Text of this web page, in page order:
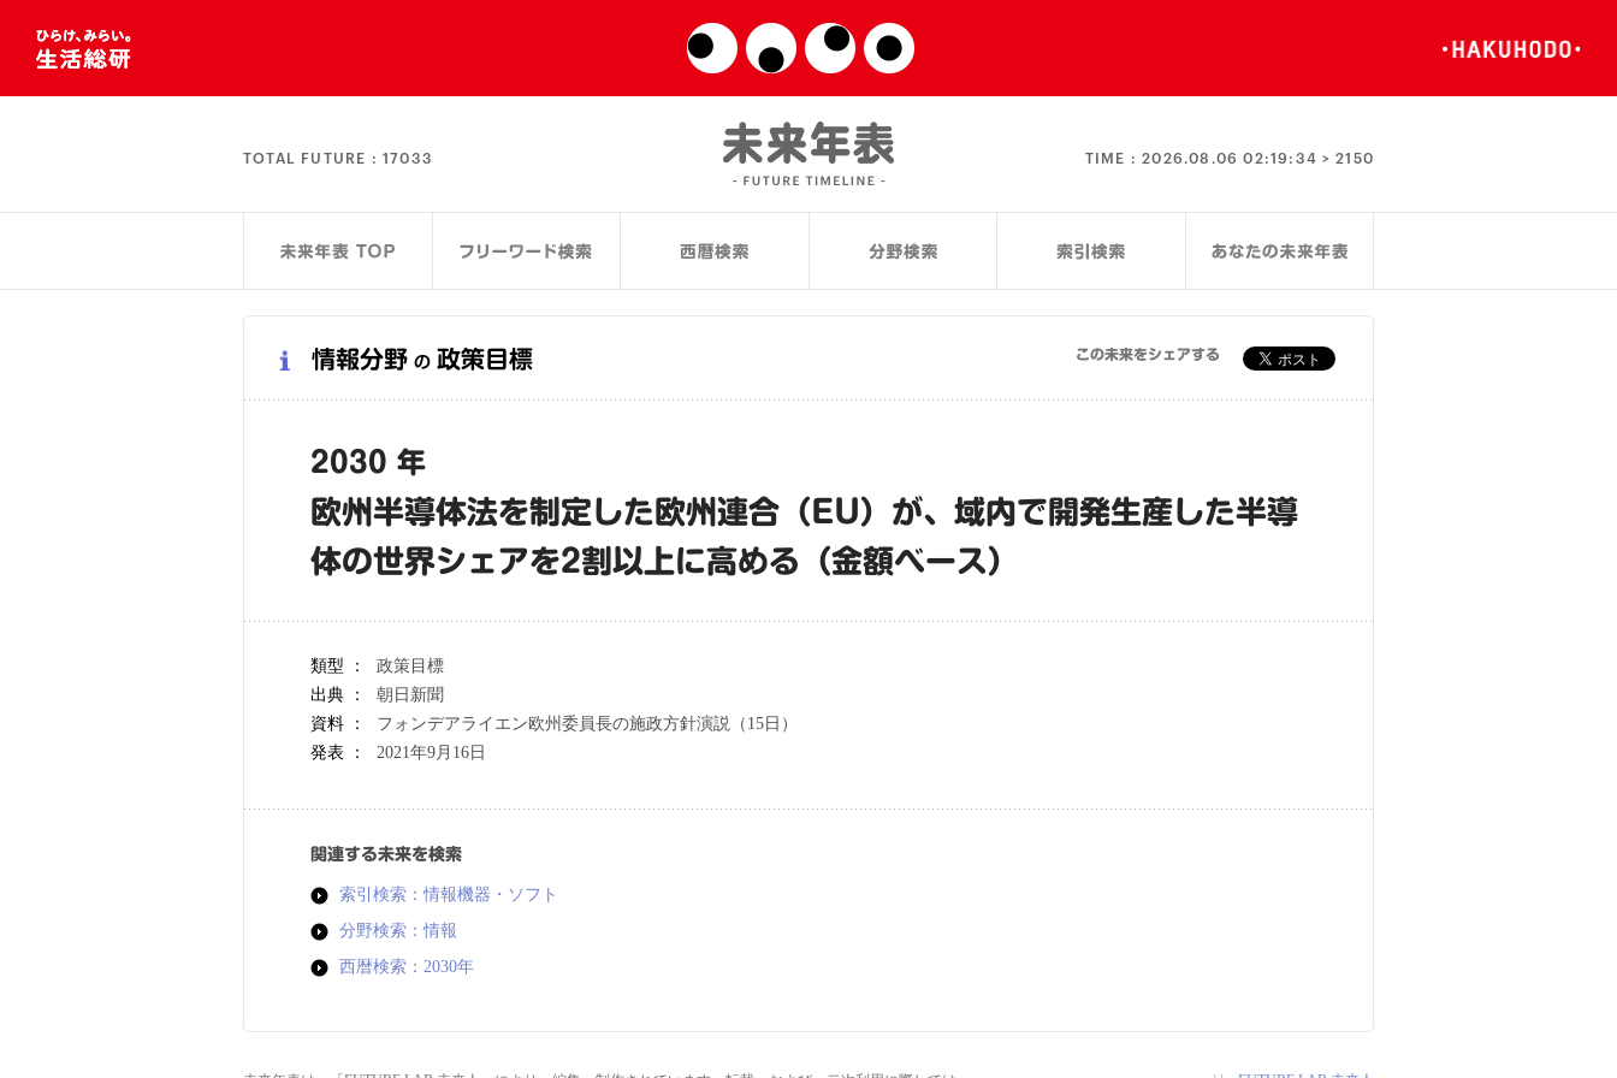
TOTAL FUTURE : 17033 TIME :2026.08.06 02:19:34 > 2150
情報分野 の 政策目標 この未来をシェアする
2030 年
欧州半導体法を制定した欧州連合（EU）が、域内で開発生産した半導
体の世界シェアを2割以上に高める（金額ベース）
類型 ：
政策目標
出典 ：
朝日新聞
資料 ：
フォンデアライエン欧州委員長の施政方針演説（15日）
発表 ：
2021年9月16日
関連する未来を検索
索引検索：情報機器・ソフト
分野検索：情報
西暦検索：2030年